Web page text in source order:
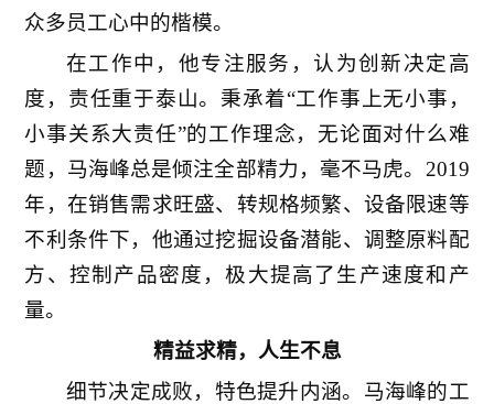
众多员工心中的楷模。
在工作中，他专注服务，认为创新决定高
度，责任重于泰山。秉承着“工作事上无小事，
小事关系大责任”的工作理念，无论面对什么难
题，马海峰总是倾注全部精力，毫不马虎。2019
年，在销售需求旺盛、转规格频繁、设备限速等
不利条件下，他通过挖掘设备潜能、调整原料配
方、控制产品密度，极大提高了生产速度和产
量。
精益求精，人生不息
细节决定成败，特色提升内涵。马海峰的工